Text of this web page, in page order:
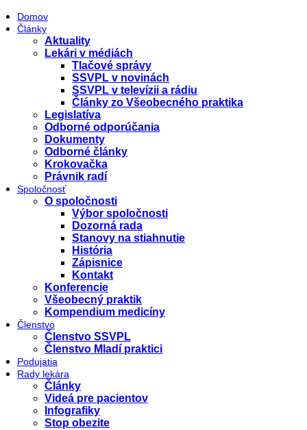
Domov
Články
Aktuality
Lekári v médiách
Tlačové správy
SSVPL v novinách
SSVPL v televízii a rádiu
Články zo Všeobecného praktika
Legislatíva
Odborné odporúčania
Dokumenty
Odborné články
Krokovačka
Právnik radí
Spoločnosť
O spoločnosti
Výbor spoločnosti
Dozorná rada
Stanovy na stiahnutie
História
Zápisnice
Kontakt
Konferencie
Všeobecný praktik
Kompendium medicíny
Členstvo
Členstvo SSVPL
Členstvo Mladí praktici
Podujatia
Rady lekára
Články
Videá pre pacientov
Infografiky
Stop obezite